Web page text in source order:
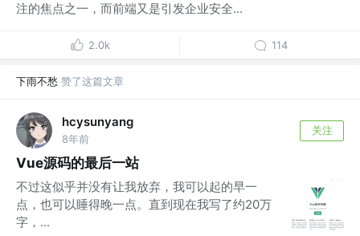
注的焦点之一，而前端又是引发企业安全...
2.0k 114
下雨不愁 赞了这篇文章
hcysunyang
8年前
关注
Vue源码的最后一站
不过这似乎并没有让我放弃，我可以起的早一
点，也可以睡得晚一点。直到现在我写了约20万
字，...